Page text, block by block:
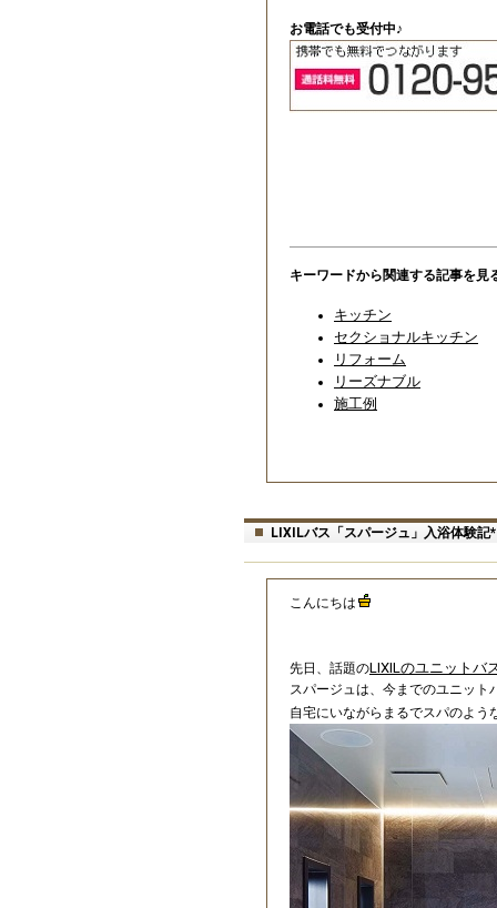
お電話でも受付中♪
キーワードから関連する記事を見
キッチン
セクショナルキッチン
リフォーム
リーズナブル
施工例
LIXILバス「スパージュ」入浴体験記
こんにちは
先日、話題のLIXILのユニットバ
スパージュは、今までのユニット
自宅にいながらまるでスパのよう